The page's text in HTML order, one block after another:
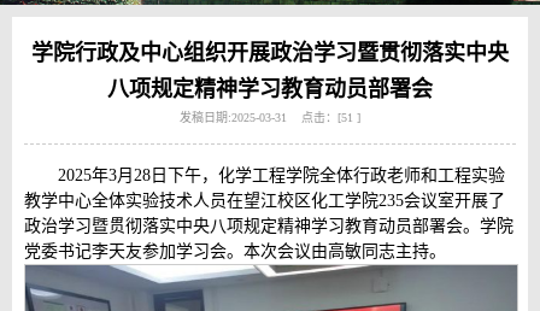
学院行政及中心组织开展政治学习暨贯彻落实中央
八项规定精神学习教育动员部署会
发稿日期:2025-03-31 点击：[51 ]
2025年3月28日下午，化学工程学院全体行政老师和工程实验
教学中心全体实验技术人员在望江校区化工学院235会议室开展了
政治学习暨贯彻落实中央八项规定精神学习教育动员部署会。学院
党委书记李天友参加学习会。本次会议由高敏同志主持。